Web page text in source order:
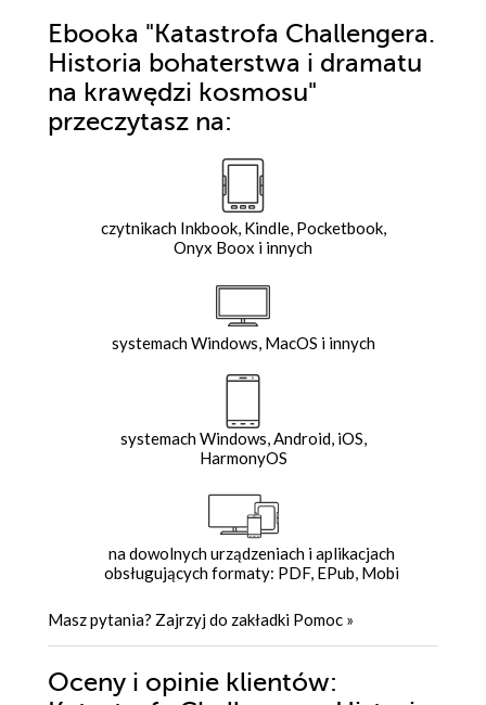
Ebooka "Katastrofa Challengera.
Historia bohaterstwa i dramatu
na krawędzi kosmosu"
przeczytasz na:
czytnikach Inkbook, Kindle, Pocketbook,
Onyx Boox i innych
systemach Windows, MacOS i innych
systemach Windows, Android, iOS,
HarmonyOS
na dowolnych urządzeniach i aplikacjach
obsługujących formaty: PDF, EPub, Mobi
Masz pytania? Zajrzyj do zakładki Pomoc »
Oceny i opinie klientów: